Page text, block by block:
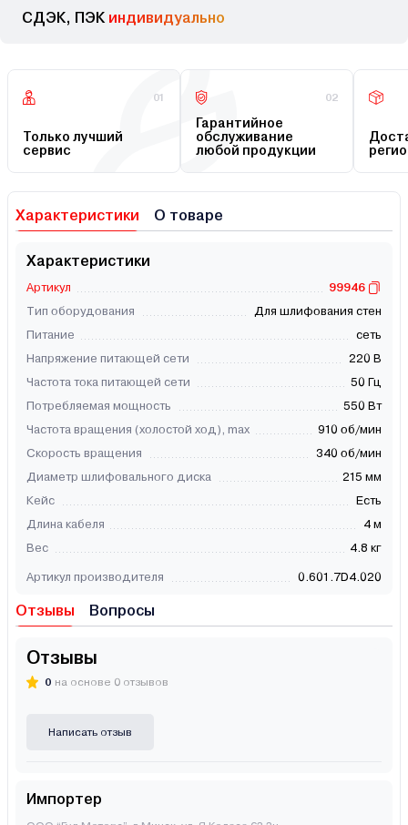
СДЭК, ПЭК индивидуально
01
Только лучший
сервис
02
Гарантийное
обслуживание
любой продукции
Характеристики О товаре
Характеристики
Артикул
99946
Тип оборудования
Для шлифования стен
Питание
сеть
Напряжение питающей сети
220 В
Частота тока питающей сети
50 Гц
Потребляемая мощность
550 Вт
Частота вращения (холостой ход), max
910 об/мин
Скорость вращения
340 об/мин
Диаметр шлифовального диска
215 мм
Кейс
Есть
Длина кабеля
4 м
Вес
4.8 кг
Артикул производителя 0.601.7D4.020
Отзывы Вопросы
Отзывы
0 на основе 0 отзывов
Написать отзыв
Импортер